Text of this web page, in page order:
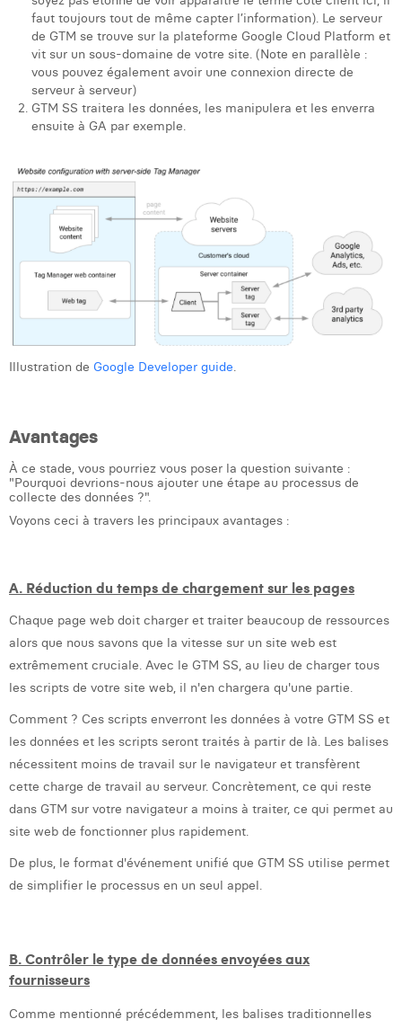
faut toujours tout de même capter l’information). Le serveur
de GTM se trouve sur la plateforme Google Cloud Platform et
vit sur un sous-domaine de votre site. (Note en parallèle :
vous pouvez également avoir une connexion directe de
serveur à serveur)
GTM SS traitera les données, les manipulera et les enverra
ensuite à GA par exemple.
Illustration de Google Developer guide.
Avantages
À ce stade, vous pourriez vous poser la question suivante :
"Pourquoi devrions-nous ajouter une étape au processus de
collecte des données ?".
Voyons ceci à travers les principaux avantages :
A. Réduction du temps de chargement sur les pages
Chaque page web doit charger et traiter beaucoup de ressources
alors que nous savons que la vitesse sur un site web est
extrêmement cruciale. Avec le GTM SS, au lieu de charger tous
les scripts de votre site web, il n'en chargera qu'une partie.
Comment ? Ces scripts enverront les données à votre GTM SS et
les données et les scripts seront traités à partir de là. Les balises
nécessitent moins de travail sur le navigateur et transfèrent
cette charge de travail au serveur. Concrètement, ce qui reste
dans GTM sur votre navigateur a moins à traiter, ce qui permet au
site web de fonctionner plus rapidement.
De plus, le format d'événement unifié que GTM SS utilise permet
de simplifier le processus en un seul appel.
B. Contrôler le type de données envoyées aux
fournisseurs
Comme mentionné précédemment, les balises traditionnelles